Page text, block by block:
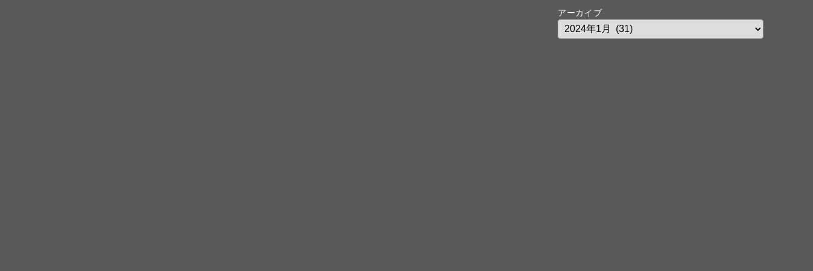
アーカイブ